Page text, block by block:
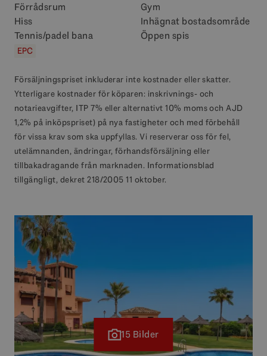
Förrådsrum
Gym
Hiss
Inhägnat bostadsområde
Tennis/padel bana
Öppen spis
EPC
Försäljningspriset inkluderar inte kostnader eller skatter.
Ytterligare kostnader för köparen: inskrivnings- och
notarieavgifter, ITP 7% eller alternativt 10% moms och AJD
1,2% på inköpspriset) på nya fastigheter och med förbehåll
för vissa krav som ska uppfyllas. Vi reserverar oss för fel,
utelämnanden, ändringar, förhandsförsäljning eller
tillbakadragande från marknaden. Informationsblad
tillgängligt, dekret 218/2005 11 oktober.
15 Bilder